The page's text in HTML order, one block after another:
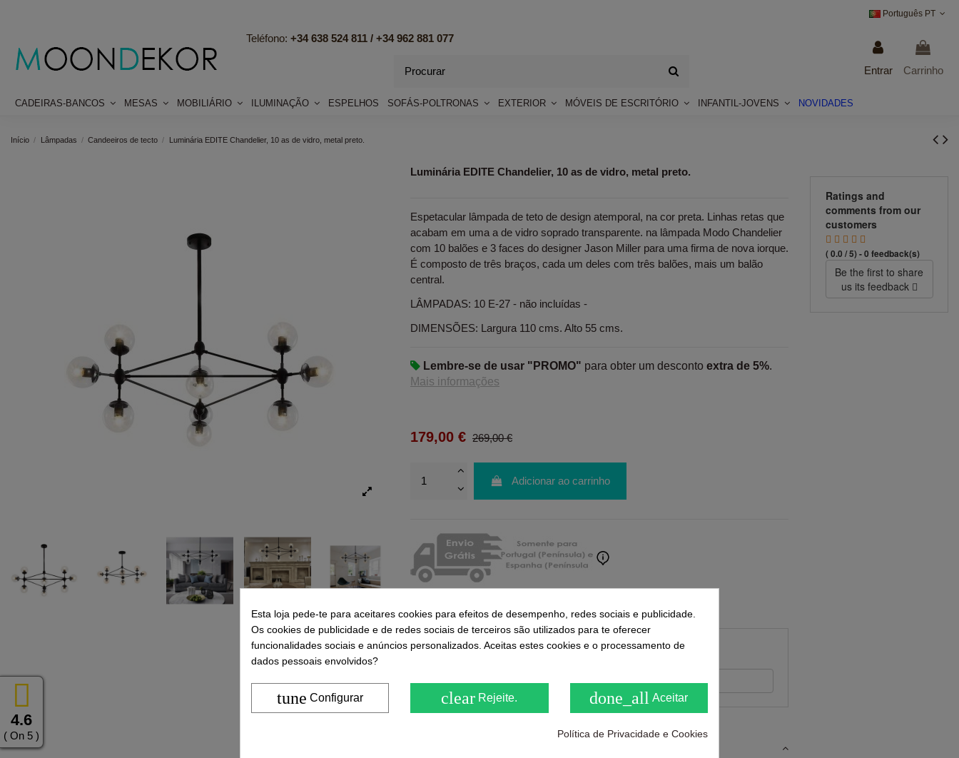
4.6
( On 5 )
Português PT
Teléfono: +34 638 524 811 / +34 962 881 077
Entrar Carrinho
CADEIRAS-BANCOS MESAS MOBILIÁRIO ILUMINAÇÃO ESPELHOS SOFÁS-POLTRONAS EXTERIOR MÓVEIS DE ESCRITÓRIO INFANTIL-JOVENS NOVIDADES
Início Lâmpadas Candeeiros de tecto Luminária EDITE Chandelier, 10 as de vidro, metal preto.
Luminária EDITE Chandelier, 10 as de vidro, metal preto.
Espetacular lâmpada de teto de design atemporal, na cor preta. Linhas retas que
acabam em uma a de vidro soprado transparente. na lâmpada Modo Chandelier
com 10 balões e 3 faces do designer Jason Miller para uma firma de nova iorque.
É composto de três braços, cada um deles com três balões, mais um balão
central.
LÂMPADAS: 10 E-27 - não incluídas -
DIMENSÕES: Largura 110 cms. Alto 55 cms.
Lembre-se de usar "PROMO" para obter um desconto extra de 5%.
Mais informações
179,00 € 269,00 €
Adicionar ao carrinho
Ratings and comments from our customers
Be the first to share us its feedback
Ratings and
comments from our
customers
( 0.0 / 5) - 0 feedback(s)
Be the first to share
us its feedback
Esta loja pede-te para aceitares cookies para efeitos de desempenho, redes sociais e publicidade.
Os cookies de publicidade e de redes sociais de terceiros são utilizados para te oferecer
funcionalidades sociais e anúncios personalizados. Aceitas estes cookies e o processamento de
dados pessoais envolvidos?
tune Configurar clear Rejeite. done_all Aceitar
Política de Privacidade e Cookies